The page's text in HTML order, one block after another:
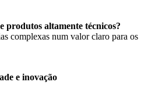
altamente técnicos?
complexas num valor claro para os
e inovação